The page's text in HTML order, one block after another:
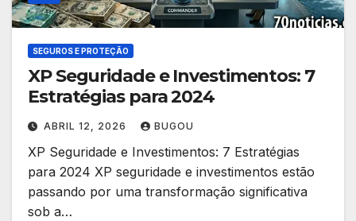
SEGUROS E PROTEÇÃO
XP Seguridade e Investimentos: 7
Estratégias para 2024
ABRIL 12, 2026 BUGOU
XP Seguridade e Investimentos: 7 Estratégias
para 2024 XP seguridade e investimentos estão
passando por uma transformação significativa
sob a…